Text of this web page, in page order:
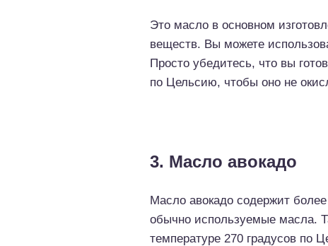
Это масло в основном
веществ. Вы можете
Просто убедитесь, что вы
по Цельсию, чтобы оно не
3. Масло авокадо
Масло авокадо содержит
обычно используемые масла.
температуре 270 градусов по